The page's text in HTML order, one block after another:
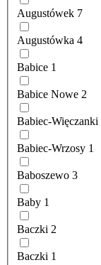
Augustówek 7
Augustówka 4
Babice 1
Babice Nowe 2
Babiec-Więczanki
Babiec-Wrzosy 1
Baboszewo 3
Baby 1
Baczki 2
Baczki 1